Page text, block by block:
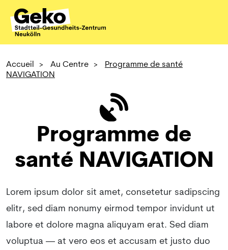
Accueil > Au Centre >
Programme de santé
NAVIGATION
Programme de
santé NAVIGATION
Lorem ipsum dolor sit amet, consetetur sadipscing
elitr, sed diam nonumy eirmod tempor invidunt ut
labore et dolore magna aliquyam erat. Sed diam
voluptua — at vero eos et accusam et justo duo